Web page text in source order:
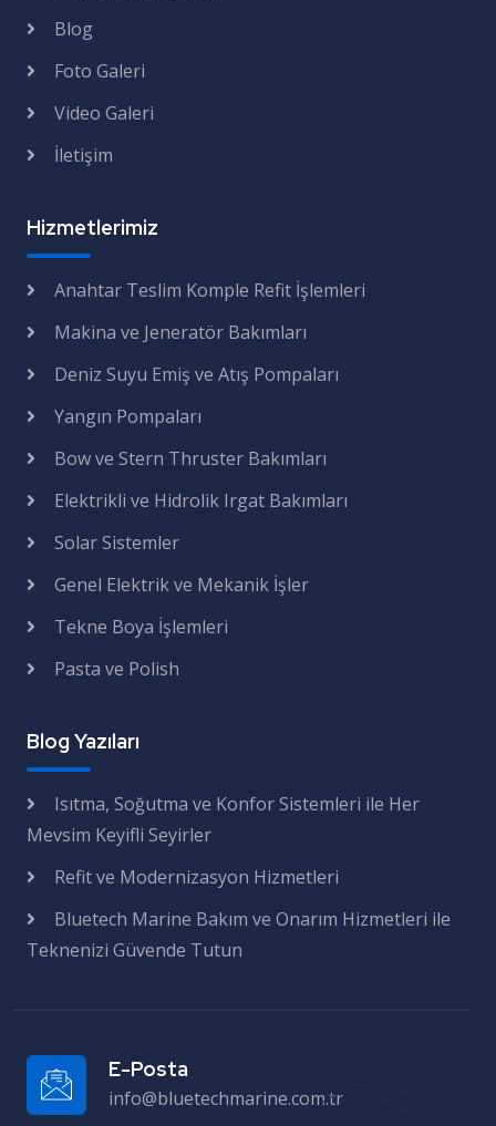
Blog
Foto Galeri
Video Galeri
İletişim
Hizmetlerimiz
Anahtar Teslim Komple Refit İşlemleri
Makina ve Jeneratör Bakımları
Deniz Suyu Emiş ve Atış Pompaları
Yangın Pompaları
Bow ve Stern Thruster Bakımları
Elektrikli ve Hidrolik Irgat Bakımları
Solar Sistemler
Genel Elektrik ve Mekanik İşler
Tekne Boya İşlemleri
Pasta ve Polish
Blog Yazıları
Isıtma, Soğutma ve Konfor Sistemleri ile Her
Mevsim Keyifli Seyirler
Refit ve Modernizasyon Hizmetleri
Bluetech Marine Bakım ve Onarım Hizmetleri ile
Teknenizi Güvende Tutun
E-Posta
info@bluetechmarine.com.tr